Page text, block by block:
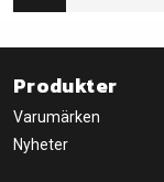
Produkter
Varumärken
Nyheter